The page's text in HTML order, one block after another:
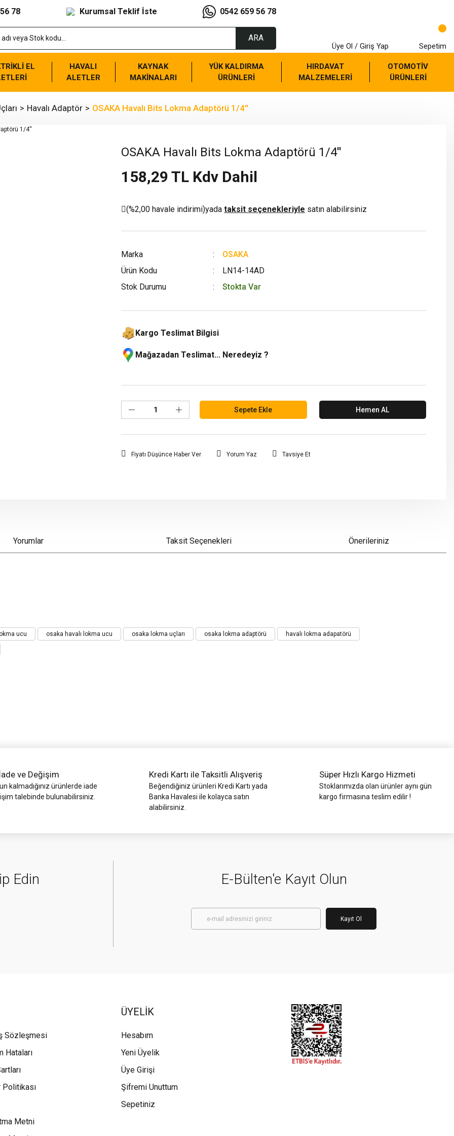
78 Kurumsal Teklif İste 0542 659 56 78
ARA
Üye Ol / Giriş Yap Sepetim
EL
HAVALI
ALETLER
KAYNAK
MAKİNALARI
YÜK KALDIRMA
ÜRÜNLERİ
HIRDAVAT
MALZEMELERİ
OTOMOTİV
ÜRÜNLERİ
Havalı Adaptör OSAKA Havalı Bits Lokma Adaptörü 1/4''
OSAKA Havalı Bits Lokma Adaptörü 1/4''
158,29 TL Kdv Dahil
(%2,00 havale indirimi)yada taksit seçenekleriyle satın alabilirsiniz
Marka
OSAKA
Ürün Kodu
LN14-14AD
Stok Durumu
Stokta Var
Kargo Teslimat Bilgisi
Mağazadan Teslimat... Neredeyiz ?
Sepete Ekle Hemen AL
Fiyatı Düşünce Haber Ver Yorum Yaz Tavsiye Et
Yorumlar Taksit Seçenekleri Önerileriniz
Bu ürüne ilk yorumu siz yapın!
ucu osaka havalı lokma ucu osaka lokma uçları osaka lokma adaptörü havalı lokma adapatörü
ve Değişim
kalmadığınız ürünlerde iade
talebinde bulunabilirsiniz.
Kredi Kartı ile Taksitli Alışveriş
Beğendiğiniz ürünleri Kredi Kartı yada
Banka Havalesi ile kolayca satın
alabilirsiniz.
Süper Hızlı Kargo Hizmeti
Stoklarımızda olan ürünler aynı gün
kargo firmasına teslim edilir !
Edin E-Bülten'e Kayıt Olun
Kayıt Ol
Sözleşmesi
Hataları
Metni
ÜYELİK
Hesabım
Yeni Üyelik
Üye Girişi
Şifremi Unuttum
Sepetiniz